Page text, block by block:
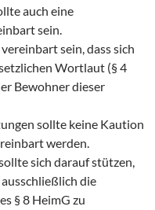
auch eine
sein.
sein, dass sich
Wortlaut (§ 4
Bewohner dieser
sollte keine Kaution
werden.
sich darauf stützen,
die
§ 8 HeimG zu